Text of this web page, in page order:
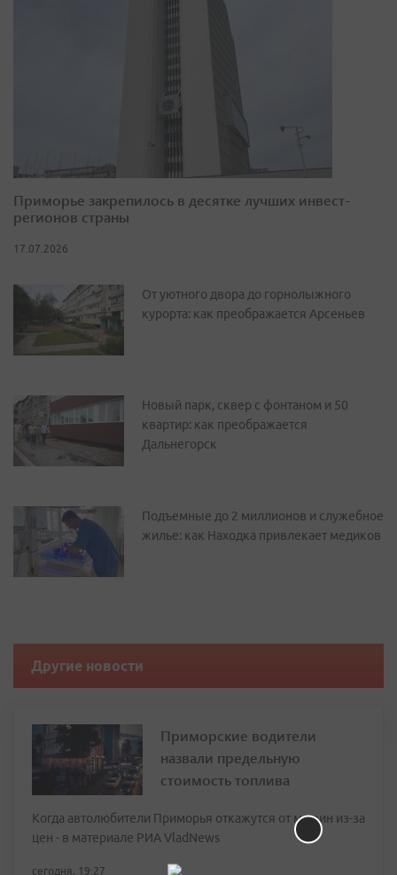
Приморье закрепилось в десятке лучших инвест-
регионов страны
17.07.2026
От уютного двора до горнолыжного
курорта: как преображается Арсеньев
Новый парк, сквер с фонтаном и 50
квартир: как преображается
Дальнегорск
Подъемные до 2 миллионов и служебное
жилье: как Находка привлекает медиков
Другие новости
Приморские водители
назвали предельную
стоимость топлива
Когда автолюбители Приморья откажутся от машин из-за
цен - в материале РИА VladNews
сегодня, 19:27